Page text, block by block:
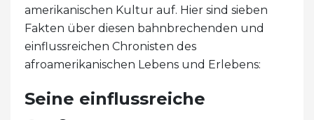
amerikanischen Kultur auf. Hier sind sieben
Fakten über diesen bahnbrechenden und
einflussreichen Chronisten des
afroamerikanischen Lebens und Erlebens:
Seine einflussreiche